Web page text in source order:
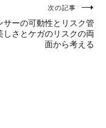
次の記事
サーの可動性とリスク管
しさとケガのリスクの両
面から考える